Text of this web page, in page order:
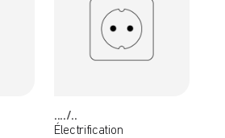
..../..
Électrification